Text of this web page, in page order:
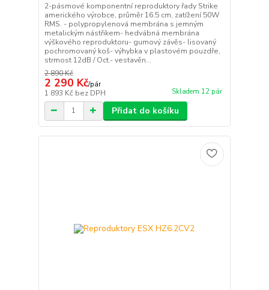
2-pásmové komponentní reproduktory řady Strike
amerického výrobce, průměr 16.5 cm, zatížení 50W
RMS. - polypropylenová membrána s jemným
metalickým nástřikem- hedvábná membrána
výškového reproduktoru- gumový závěs- lisovaný
pochromovaný koš- výhybka v plastovém pouzdře,
strmost 12dB / Oct.- vestavěn...
2 890 Kč
2 290 Kč/pár
1 893 Kč bez DPH Skladem 12 pár
Přidat do košíku